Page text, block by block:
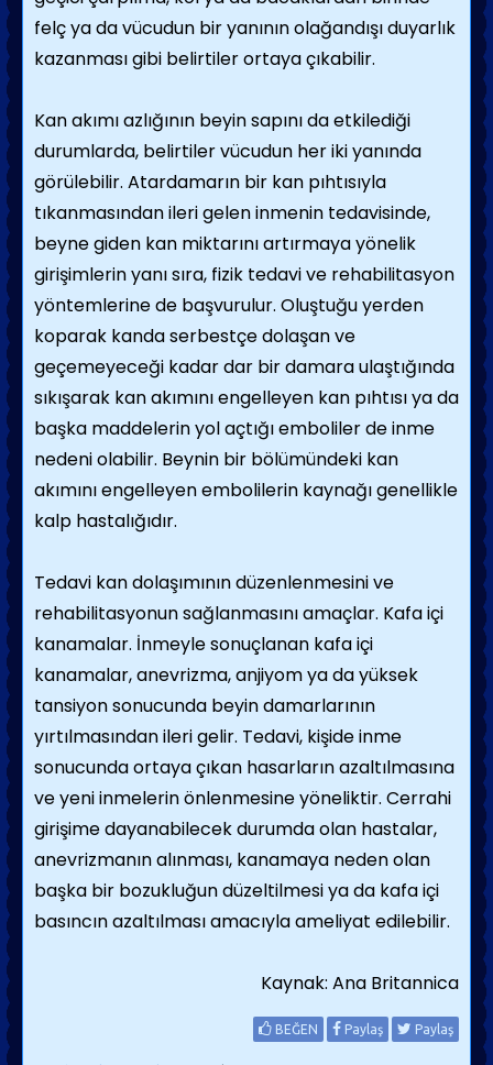
felç ya da vücudun bir yanının olağandışı duyarlık
kazanması gibi belirtiler ortaya çıkabilir.
Kan akımı azlığının beyin sapını da etkilediği
durumlarda, belirtiler vücudun her iki yanında
görülebilir. Atardamarın bir kan pıhtısıyla
tıkanmasından ileri gelen inmenin tedavisinde,
beyne giden kan miktarını artırmaya yönelik
girişimlerin yanı sıra, fizik tedavi ve rehabilitasyon
yöntemlerine de başvurulur. Oluştuğu yerden
koparak kanda serbestçe dolaşan ve
geçemeyeceği kadar dar bir damara ulaştığında
sıkışarak kan akımını engelleyen kan pıhtısı ya da
başka maddelerin yol açtığı emboliler de inme
nedeni olabilir. Beynin bir bölümündeki kan
akımını engelleyen embolilerin kaynağı genellikle
kalp hastalığıdır.
Tedavi kan dolaşımının düzenlenmesini ve
rehabilitasyonun sağlanmasını amaçlar. Kafa içi
kanamalar. İnmeyle sonuçlanan kafa içi
kanamalar, anevrizma, anjiyom ya da yüksek
tansiyon sonucunda beyin damarlarının
yırtılmasından ileri gelir. Tedavi, kişide inme
sonucunda ortaya çıkan hasarların azaltılmasına
ve yeni inmelerin önlenmesine yöneliktir. Cerrahi
girişime dayanabilecek durumda olan hastalar,
anevrizmanın alınması, kanamaya neden olan
başka bir bozukluğun düzeltilmesi ya da kafa içi
basıncın azaltılması amacıyla ameliyat edilebilir.
Kaynak: Ana Britannica
BEĞEN Paylaş Paylaş